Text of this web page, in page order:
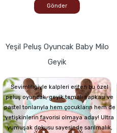
Gönder
Yeşil Peluş Oyuncak Baby Milo
Geyik
Sevimliliğiyle kalpleri eriten bu özel
peluş oyuncak, geyik temalı şapkası ve
pastel tonlarıyla hem çocukların hem de
yetişkinlerin favorisi olmaya aday! Ultra
yumuşak dokusu sayesinde sarılmalık,